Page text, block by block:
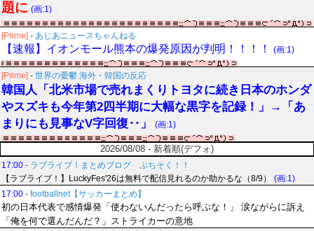
題に (画:1)
[Prime] - あじあニュースちゃんねる
【速報】イオンモール熊本の爆発原因が判明！！！！ (画:1)
[Prime] - 世界の憂鬱 海外・韓国の反応
韓国人「北米市場で売れまくりトヨタに続き日本のホンダ
やスズキも今年第2四半期に大幅な黒字を記録！」→「あ
まりにも見事なV字回復‥」
(画:1)
2026/08/08 - 新着順(デフォ)
17:00 - ラブライブ！まとめブログ ぷちそく！！
【ラブライブ！】LuckyFes'26は無料で配信見れるのか助かるな（8/9）
(画:1)
17:00 - footballnet【サッカーまとめ】
初の日本代表で感情爆発「使わないんだったら呼ぶな！」 涙ながらに訴え
「俺を何で選んだんだ？」ストライカーの意地